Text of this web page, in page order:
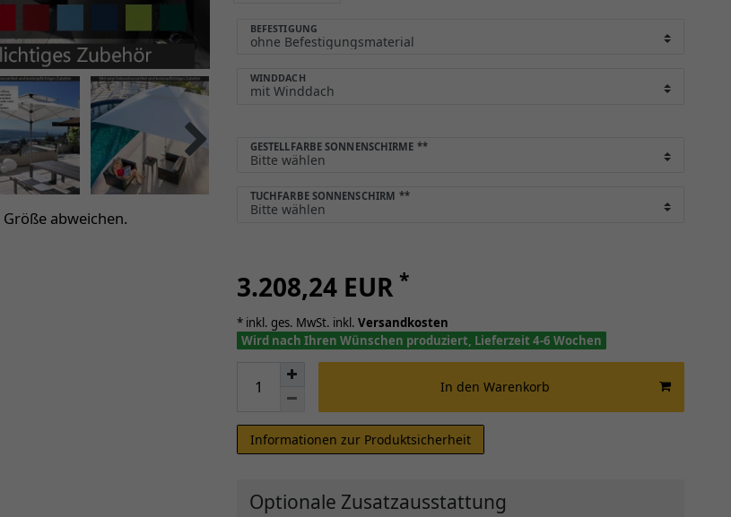
abweichen.
BEFESTIGUNG
WINDDACH
GESTELLFARBE SONNENSCHIRME **
TUCHFARBE SONNENSCHIRM **
3.208,24 EUR *
* inkl. ges. MwSt. inkl. Versandkosten
Wird nach Ihren Wünschen produziert, Lieferzeit 4-6 Wochen
In den Warenkorb
Informationen zur Produktsicherheit
Optionale Zusatzausstattung